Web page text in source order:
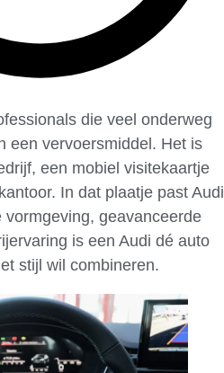
die veel onderweg
een vervoersmiddel. Het is
een mobiel visitekaartje
In dat plaatje past Audi
geavanceerde
is een Audi dé auto
stijl wil combineren.